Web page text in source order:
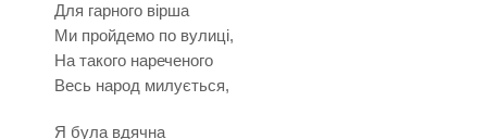
Для гарного вірша
Ми пройдемо по вулиці,
На такого нареченого
Весь народ милується,
Я була вдячна